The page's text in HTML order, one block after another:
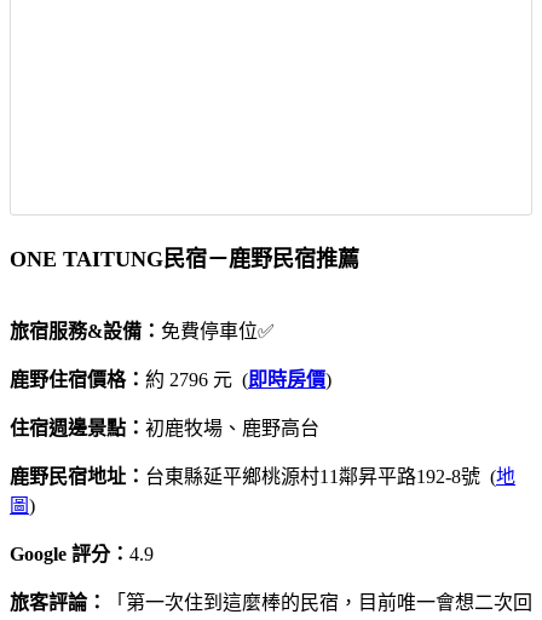
ONE TAITUNG民宿－鹿野民宿推薦
旅宿服務&設備： 免費停車位✅
鹿野住宿價格： 約 2796 元 (即時房價)
住宿週邊景點： 初鹿牧場、鹿野高台
鹿野民宿地址： 台東縣延平鄉桃源村11鄰昇平路192-8號 (地
圖)
Google 評分： 4.9
旅客評論：
「第一次住到這麼棒的民宿，目前唯一會想二次回